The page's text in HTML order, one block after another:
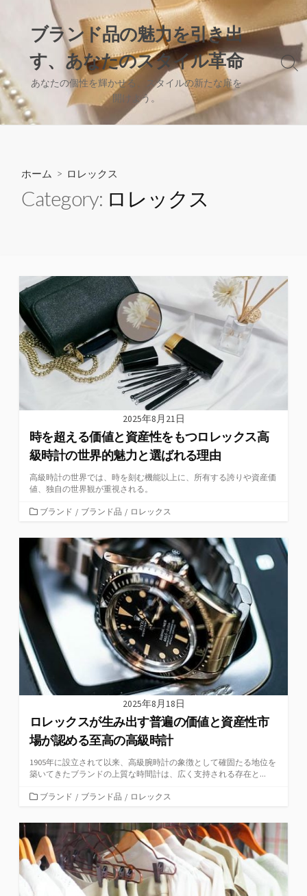
ツ
へ
ス
キ
ブランド品の魅力を引き出
す、あなたのスタイル革命
あなたの個性を輝かせる、スタイルの新たな扉を
開けよう。
検
ホーム > ロレックス
Category: ロレックス
2025年8月21日
時を超える価値と資産性をもつロレックス高
級時計の世界的魅力と選ばれる理由
高級時計の世界では、時を刻む機能以上に、所有する誇りや資産価
値、独自の世界観が重視される。
カ
ゴ
リ
ー
ブランド / ブランド品 / ロレックス
2025年8月18日
ロレックスが生み出す普遍の価値と資産性市
場が認める至高の高級時計
1905年に設立されて以来、高級腕時計の象徴として確固たる地位を
築いてきたブランドの上質な時間計は、広く支持される存在と...
カ
ゴ
リ
ー
ブランド / ブランド品 / ロレックス